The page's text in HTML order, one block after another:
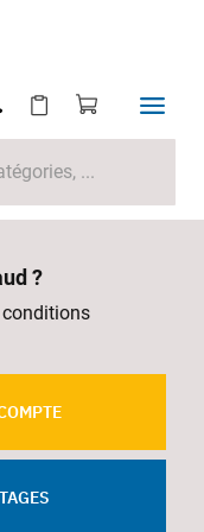
?
conditions